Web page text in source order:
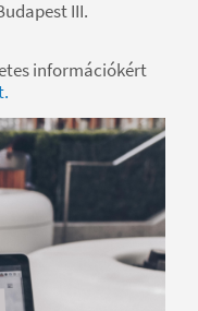
III.
információkért